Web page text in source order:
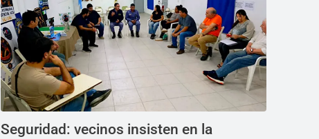
Seguridad: vecinos insisten en la